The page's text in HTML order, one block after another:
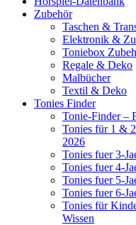
Zubehör
Taschen &
Elektronik &
Toniebox
Regale & Deko
Malbücher
Textil & Deko
Tonies Finder
Tonie-Finder –
Tonies für 1 &
2026
Tonies fuer 3-
Tonies fuer 4-
Tonies fuer 5-
Tonies fuer 6-
Tonies für
Wissen